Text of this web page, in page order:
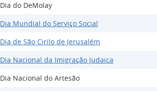
Dia do DeMolay
Dia Mundial do Serviço Social
Dia de São Cirilo de Jerusalém
Dia Nacional da Imigração Judaica
Dia Nacional do Artesão